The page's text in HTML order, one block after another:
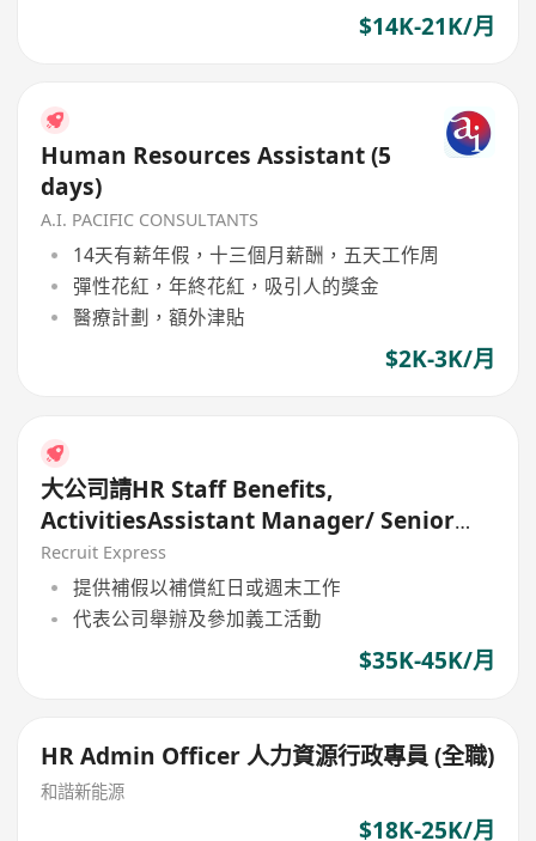
$14K-21K/月
Human Resources Assistant (5
days)
A.I. PACIFIC CONSULTANTS
14天有薪年假，十三個月薪酬，五天工作周
彈性花紅，年終花紅，吸引人的獎金
醫療計劃，額外津貼
$2K-3K/月
大公司請HR Staff Benefits,
ActivitiesAssistant Manager/ Senior
officer
Recruit Express
提供補假以補償紅日或週末工作
代表公司舉辦及參加義工活動
$35K-45K/月
HR Admin Officer 人力資源行政專員 (全職)
和諧新能源
$18K-25K/月